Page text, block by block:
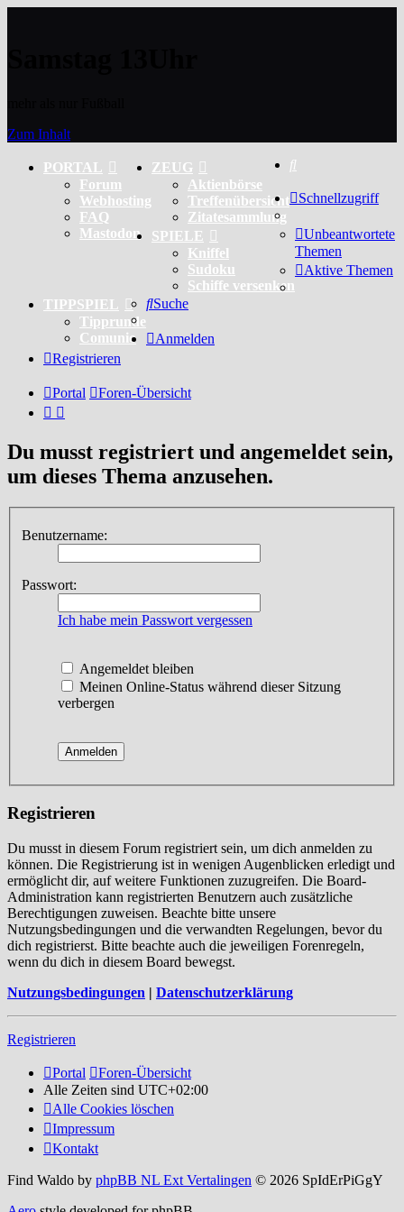
Zum Inhalt
PORTAL
Forum
Webhosting
FAQ
Mastodon
ZEUG
Aktienbörse
Treffenübersicht
Zitatesammlung
SPIELE
Kniffel
Sudoku
Schiffe versenken
TIPPSPIEL
Tipprunde
Comunio
Schnellzugriff
Unbeantwortete
Themen
Aktive Themen
Suche
Anmelden
Registrieren
Portal Foren-Übersicht
Du musst registriert und angemeldet sein,
um dieses Thema anzusehen.
Benutzername:
Passwort:
Ich habe mein Passwort vergessen
Angemeldet bleiben
Meinen Online-Status während dieser Sitzung
verbergen
Registrieren
Du musst in diesem Forum registriert sein, um dich anmelden zu
können. Die Registrierung ist in wenigen Augenblicken erledigt und
ermöglicht dir, auf weitere Funktionen zuzugreifen. Die Board-
Administration kann registrierten Benutzern auch zusätzliche
Berechtigungen zuweisen. Beachte bitte unsere
Nutzungsbedingungen und die verwandten Regelungen, bevor du
dich registrierst. Bitte beachte auch die jeweiligen Forenregeln,
wenn du dich in diesem Board bewegst.
Nutzungsbedingungen | Datenschutzerklärung
Registrieren
Portal
Foren-Übersicht
Alle Zeiten sind UTC+02:00
Alle Cookies löschen
Impressum
Kontakt
Find Waldo by phpBB NL Ext Vertalingen © 2026 SpIdErPiGgY